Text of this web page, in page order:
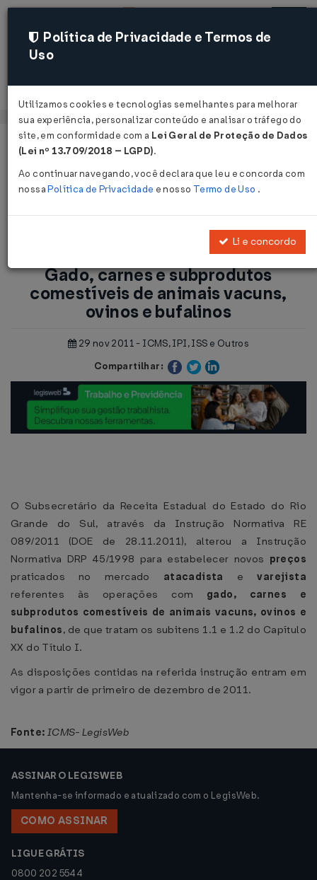
Acessar
Página Inicial
Notícias
comestíveis de animais vacuns, ovinos e bufalinos...
Voltar
ICMS-RS: BASE DE CÁLCULO -
Gado, carnes e subprodutos
comestíveis de animais vacuns,
ovinos e bufalinos
29 nov 2011 - ICMS, IPI, ISS e Outros
Compartilhar:
O Subsecretário da Receita Estadual do Estado do Rio
Grande do Sul, através da Instrução Normativa RE
089/2011 (DOE de 28.11.2011), alterou a Instrução
Normativa DRP 45/1998 para estabelecer novos preços
praticados no mercado atacadista evarejista
referentes às operações com gado, carnes e
subprodutos comestíveis de animais vacuns, ovinos e
bufalinos, de que tratam os subitens 1.1 e 1.2 do Capítulo
XX do Título I.
As disposições contidas na referida instrução entram em
vigor a partir de primeiro de dezembro de 2011.
Fonte: ICMS- LegisWeb
ASSINAR O LEGISWEB
Mantenha-se informado e atualizado com o LegisWeb.
COMO ASSINAR
LIGUE GRÁTIS
0800 202 5544
Política de Privacidade e Termos de
Uso
Utilizamos cookies e tecnologias semelhantes para melhorar
sua experiência, personalizar conteúdo e analisar o tráfego do
site, em conformidade com a Lei Geral de Proteção de Dados
(Lei nº 13.709/2018 – LGPD).
Ao continuar navegando, você declara que leu e concorda com
nossaPolítica de Privacidade e nosso Termo de Uso .
Li e concordo